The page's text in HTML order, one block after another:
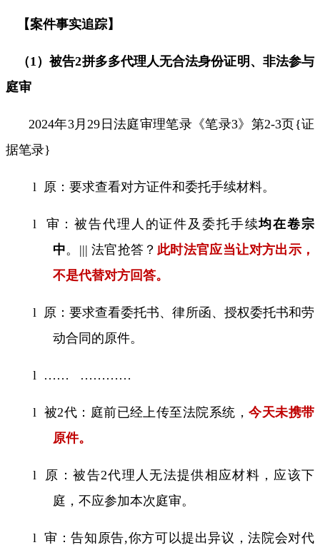
【案件事实追踪】
（1 ）被告2拼多多代理人无合法身份证明、非法参与
庭审
2024年3月 29 日法庭审理笔录《笔录3》第2-3页{证
据笔录}
l 原：要求查看对方证件和委托手续材料。
l 审 ：被告代理人的证件及委托手续均在卷宗
中。 ||| 法官抢答？ 此时法官应当让对方出示，
不是代替对方回答。
l
原：要求查看委托书、律所函、授权委托书和劳
动合同的原件。
l …… …………
l 被2代：庭前已经上传至法院系统，今天未携带
原件。
l 原：被告2代理人无法提供相应材料，应该下
庭，不应参加本次庭审。
l 审：告知原告,你方可以提出异议，法院会对代